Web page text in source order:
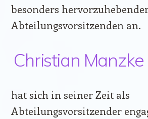
besonders
Abteilungsvorsitzenden an.
Christian Manzke
hat sich in seiner Zeit als
Abteilungsvorsitzender